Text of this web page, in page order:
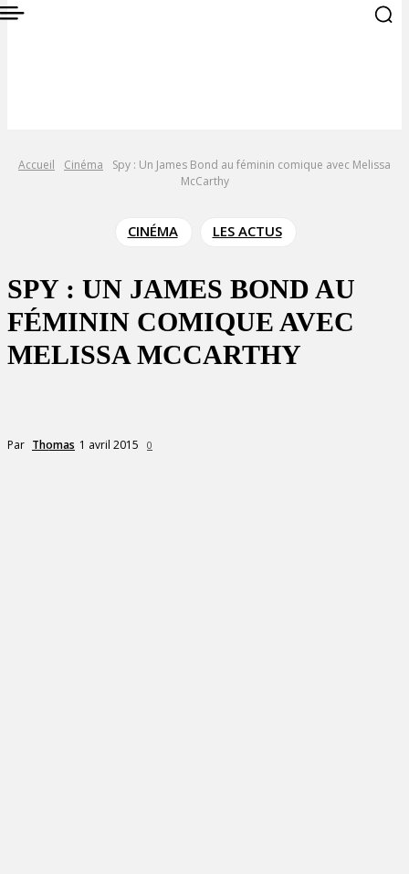
Accueil Cinéma
Spy : Un James Bond au féminin comique avec Melissa
McCarthy
CINÉMA LES ACTUS
SPY : UN JAMES BOND AU
FÉMININ COMIQUE AVEC
MELISSA MCCARTHY
Par Thomas 1 avril 2015 0